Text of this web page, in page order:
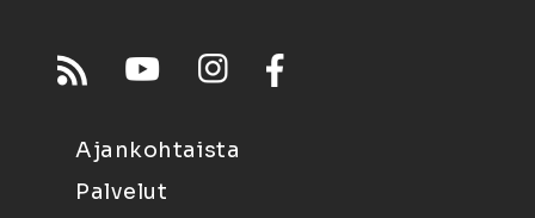
Ajankohtaista
Palvelut